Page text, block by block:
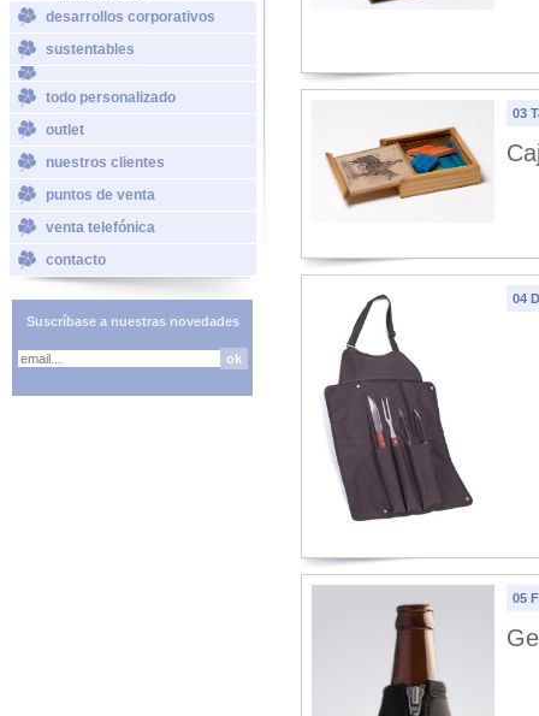
desarrollos corporativos
sustentables
todo personalizado
outlet
nuestros clientes
puntos de venta
venta telefónica
contacto
Suscríbase a nuestras novedades
03
04
05